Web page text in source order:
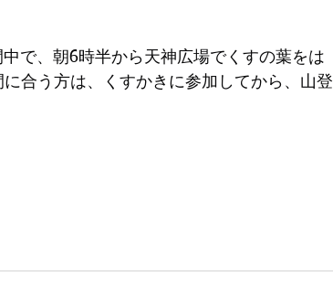
で、朝6時半から天神広場でくすの葉をは
合う方は、くすかきに参加してから、山登